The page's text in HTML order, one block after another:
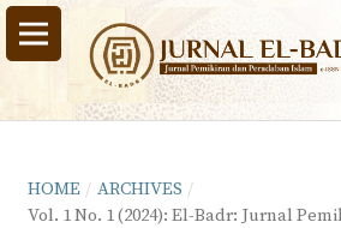
HOME / ARCHIVES /
Vol. 1 No. 1 (2024): El-Badr: Jurnal